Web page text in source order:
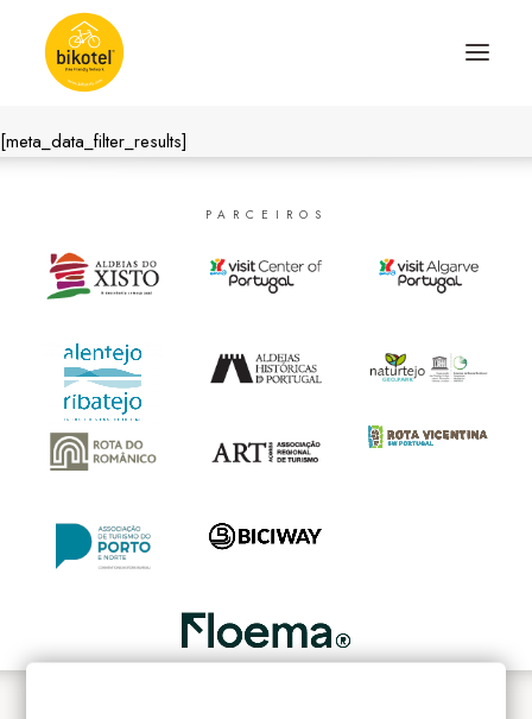
SOBRE NÓS
ALOJAMENTOS
PERCURSOS
EXPERIÊNCIAS
BLOG
CONTACTO
SEARCH
[meta_data_filter_results]
PARCEIROS